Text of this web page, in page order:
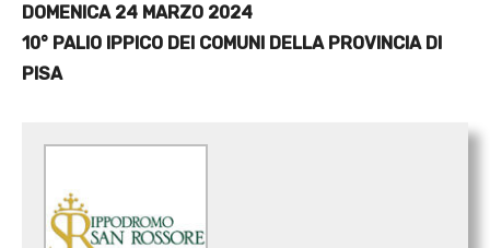
DOMENICA 24 MARZO 2024
10° PALIO IPPICO DEI COMUNI DELLA PROVINCIA DI
PISA